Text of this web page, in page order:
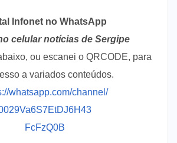
Infonet no WhatsApp
celular notícias de Sergipe
ou escanei o QRCODE, para
a variados conteúdos.
whatsapp.com/channel/
FcFzQ0B